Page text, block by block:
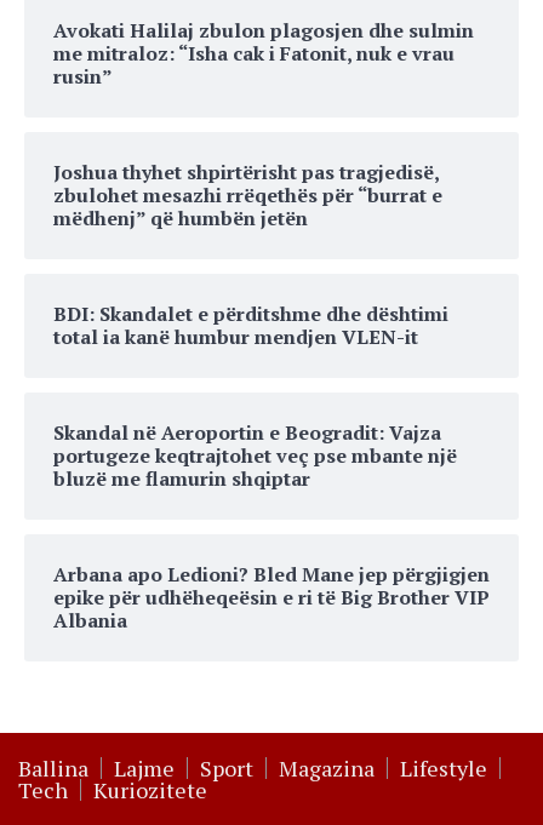
Avokati Halilaj zbulon plagosjen dhe sulmin
me mitraloz: “Isha cak i Fatonit, nuk e vrau
rusin”
Joshua thyhet shpirtërisht pas tragjedisë,
zbulohet mesazhi rrëqethës për “burrat e
mëdhenj” që humbën jetën
BDI: Skandalet e përditshme dhe dështimi
total ia kanë humbur mendjen VLEN-it
Skandal në Aeroportin e Beogradit: Vajza
portugeze keqtrajtohet veç pse mbante një
bluzë me flamurin shqiptar
Arbana apo Ledioni? Bled Mane jep përgjigjen
epike për udhëheqeësin e ri të Big Brother VIP
Albania
Ballina Lajme Sport Magazina Lifestyle
Tech Kuriozitete